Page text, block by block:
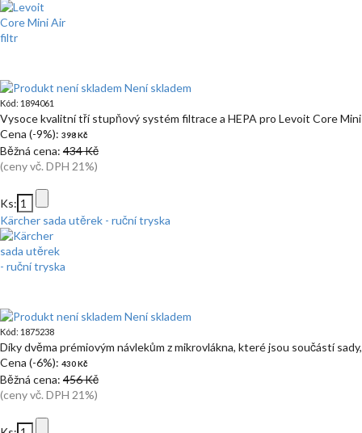
Není skladem
Kód: 1894061
Vysoce kvalitní tří stupňový systém filtrace a HEPA pro Levoit Core
Cena (-9%): 398 Kč
Běžná cena: 434 Kč
(ceny vč. DPH 21%)
Ks:
Kärcher sada utěrek - ruční tryska
Není skladem
Kód: 1875238
Díky dvěma prémiovým návlekům z mikrovlákna, které jsou součástí
Cena (-6%): 430 Kč
Běžná cena: 456 Kč
(ceny vč. DPH 21%)